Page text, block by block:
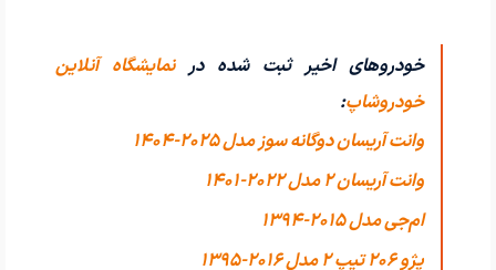
خودروهای اخیر ثبت شده درنمایشگاه آنلاین
خودروشاپ:
وانت آریسان دوگانه سوز مدل 2025-1404
وانت آریسان 2 مدل 2022-1401
ام‌جی مدل 2015-1394
پژو 206 تیپ ۲ مدل 2016-1395